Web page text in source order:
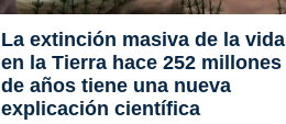
La extinción masiva de la vida
en la Tierra hace 252 millones
de años tiene una nueva
explicación científica